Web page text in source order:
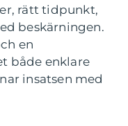
rätt tidpunkt,
beskärningen.
en
både enklare
insatsen med